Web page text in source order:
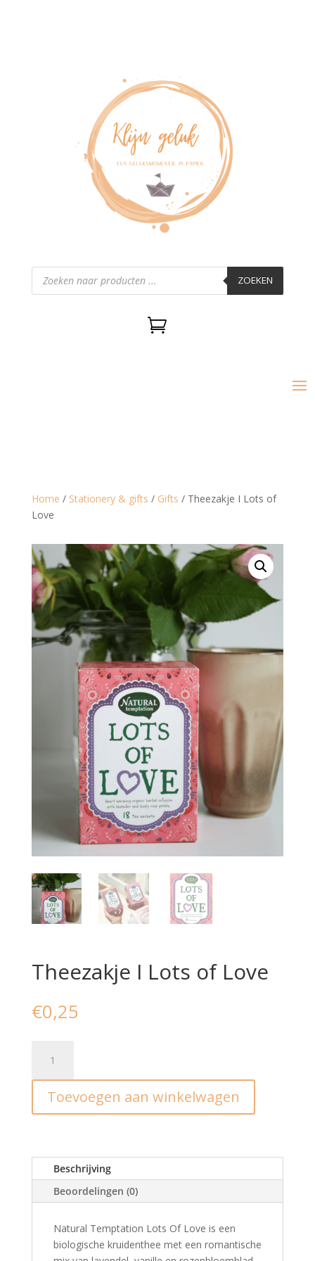
Producten
zoeken ZOEKEN

Home / Stationery & gifts / Gifts / Theezakje I Lots of
Love
Theezakje I Lots of Love
€0,25
Lots
Love
Toevoegen aan winkelwagen
Beschrijving
Beoordelingen (0)
Natural Temptation Lots Of Love is een
biologische kruidenthee met een romantische